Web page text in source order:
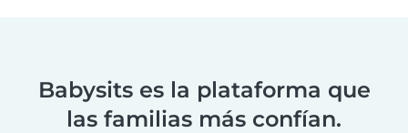
Babysits es la plataforma que
las familias más confían.